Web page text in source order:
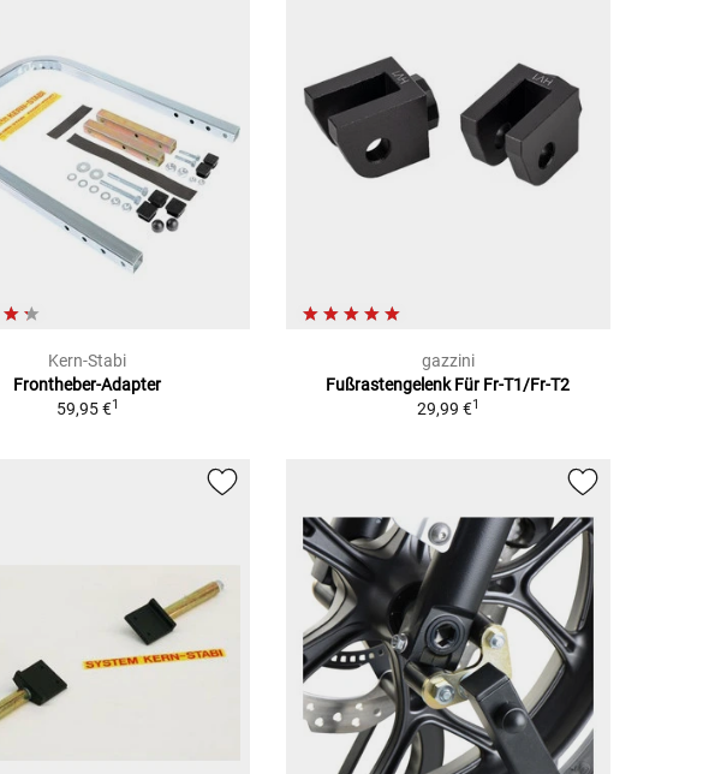
Kern-Stabi
Frontheber-Adapter
59,95 €1
gazzini
Fußrastengelenk Für Fr-T1/Fr-T2
29,99 €1